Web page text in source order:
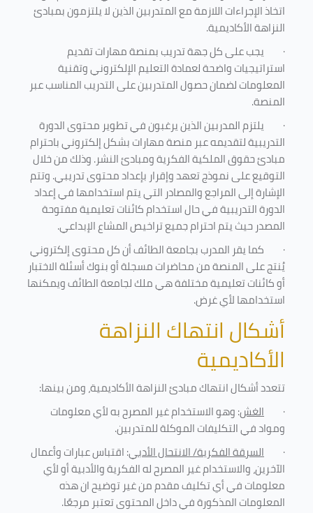
اتخاذ الإجراءات اللازمة مع المتدربين الذين لا يلتزمون بمبادئ
النزاهة الأكاديمية.
· يجب على كل جهة تدريب بمنصة مهارات تقديم
استراتيجيات واضحة لعمادة التعليم الإلكتروني وتقنية
المعلومات لضمان حصول المتدربين على التدريب المناسب عبر
المنصة.
· يلتزم المدربين الذين يرغبون في تطوير محتوى الدورة
التدريبية لتقديمه عبر منصة مهارات بشكل إلكتروني باحترام
مبادئ حقوق الملكية الفكرية ومبادئ النشر. وذلك من خلال
التوقيع على نموذج تعهد وإقرار بإعداد محتوى تدريبي. وتتم
الإشارة إلى المراجع والمصادر التي يتم استخدامها في إعداد
الدورة التدريبية في حال استخدام كائنات تعليمية مفتوحة
المصدر حيث يتم احترام جميع تراخيص المشاع الإبداعي.
· كما يقر المدرب بجامعة الطائف أن كل محتوى إلكتروني
يُنتج على المنصة من محاضرات مسجلة أو بنوك أسئلة الاختبار
أو كائنات تعليمية مختلفة هي ملك لجامعة الطائف ويمكنها
استخدامها لأي غرض.
أشكال انتهاك النزاهة
الأكاديمية
تتعدد أشكال انتهاك مبادئ النزاهة الأكاديمية، ومن بينها:
· الغش: وهو الاستخدام غير المصرح به لأي معلومات
ومواد في التكليفاتالموكلة للمتدربين.
· السرقة الفكرية/ الانتحال الأدبي: اقتباس عبارات وأعمال
الآخرين، والاستخدام غير المصرح له الفكرية والأدبية أو لأي
معلومات في أي تكليف مقدم من غير توضيح ان هذه
المعلومات المذكورة في داخل المحتوى تعتبر مرجعًا.